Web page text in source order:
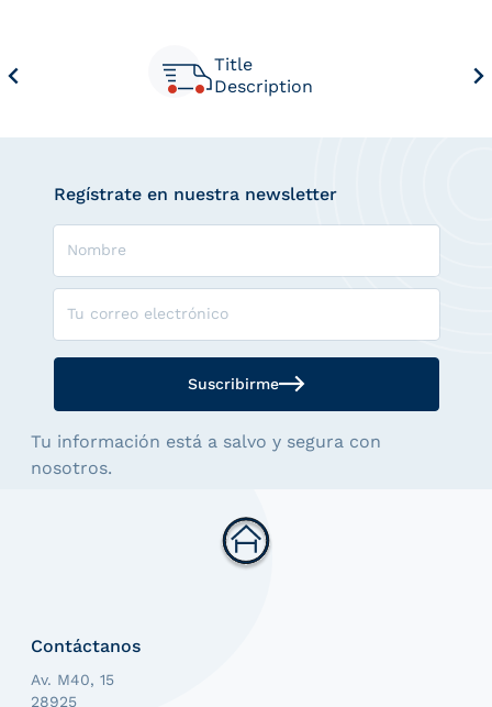
Title
Description
Contáctanos
Av. M40, 15
28925
Regístrate en nuestra newsletter
Suscribirme
Tu información está a salvo y segura con
nosotros.